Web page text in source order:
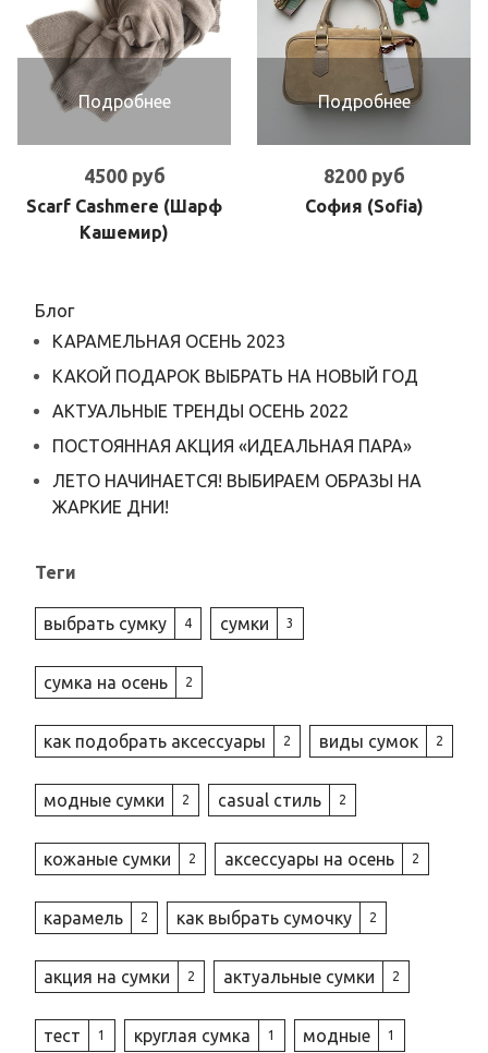
Подробнее
4500 руб
Scarf Cashmere (Шарф
Кашемир)
Подробнее
8200 руб
София (Sofia)
Блог
КАРАМЕЛЬНАЯ ОСЕНЬ 2023
КАКОЙ ПОДАРОК ВЫБРАТЬ НА НОВЫЙ ГОД
АКТУАЛЬНЫЕ ТРЕНДЫ ОСЕНЬ 2022
ПОСТОЯННАЯ АКЦИЯ «ИДЕАЛЬНАЯ ПАРА»
ЛЕТО НАЧИНАЕТСЯ! ВЫБИРАЕМ ОБРАЗЫ НА
ЖАРКИЕ ДНИ!
Теги
выбрать сумку 4 сумки 3
сумка на осень 2
как подобрать аксессуары 2 виды сумок 2
модные сумки 2 casual стиль 2
кожаные сумки 2 аксессуары на осень 2
карамель 2 как выбрать сумочку 2
акция на сумки 2 актуальные сумки 2
тест 1 круглая сумка 1 модные 1